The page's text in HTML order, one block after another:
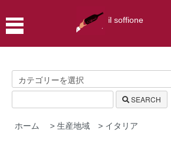
il soffione
SEARCH
ホーム > 生産地域 > イタリア